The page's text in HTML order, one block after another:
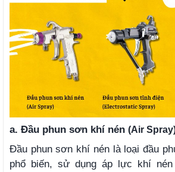
a. Đầu phun sơn khí nén (Air
Đầu phun sơn khí nén là loại đầu
phổ biến, sử dụng áp lực khí